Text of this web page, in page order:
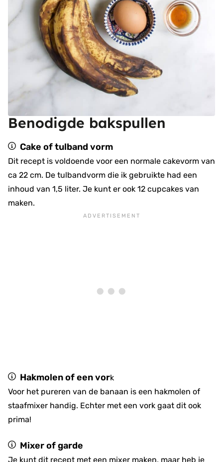
Benodigde bakspullen
Cake of tulband vorm
Dit recept is voldoende voor een normale cakevorm van
ca 22 cm. De tulbandvorm die ik gebruikte had een
inhoud van 1,5 liter. Je kunt er ook 12 cupcakes van
maken.
Hakmolen of een vork
Voor het pureren van de banaan is een hakmolen of
staafmixer handig. Echter met een vork gaat dit ook
prima!
Mixer of garde
Je kunt dit recept met een mixer maken, maar heb je